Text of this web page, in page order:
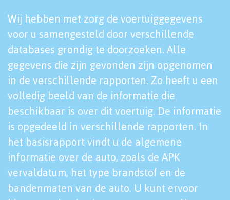
Wij hebben met zorg de voertuiggegevens
voor u samengesteld door verschillende
databases grondig te doorzoeken. Alle
gegevens die zijn gevonden zijn opgenomen
in de verschillende rapporten. Zo heeft u een
volledig beeld van de informatie die
beschikbaar is over dit voertuig. De informatie
is opgedeeld in verschillende rapporten. In
het basisrapport vindt u de algemene
informatie over de auto, zoals de APK
vervaldatum, het type brandstof en de
bandenmaten van de auto. U kunt ervoor